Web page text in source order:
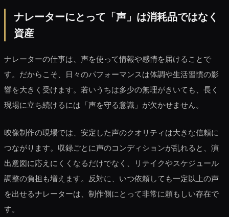
ナレーターにとって「声」は消耗品ではなく
資産
ナレーターの仕事は、声を使って情報や感情を届けることで
す。だからこそ、日々のパフォーマンスは体調や生活習慣の影
響を大きく受けます。若いうちは多少の無理がきいても、長く
現場に立ち続けるには「声を守る意識」が欠かせません。
映像制作の現場では、安定した声のクオリティは大きな信頼に
つながります。収録ごとに声のコンディションが乱れると、演
出意図に応えにくくなるだけでなく、リテイクやスケジュール
調整の負担も増えます。反対に、いつ依頼しても一定以上の声
を出せるナレーターは、制作側にとって非常に頼もしい存在で
す。